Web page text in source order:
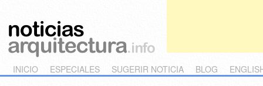
Main menu
Skip to primary content
Skip to secondary content
INICIO ESPECIALES SUGERIR NOTICIA BLOG